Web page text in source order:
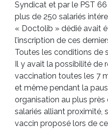
Syndicat et par le PST
plus de 250 salariés
« Doctolib » dédié avait
l’inscription de ces
Toutes les conditions de
Il y avait la possibilité de
vaccination toutes les 7
et même pendant la
organisation au plus
salariés alliant proximité,
vaccin proposé lors de